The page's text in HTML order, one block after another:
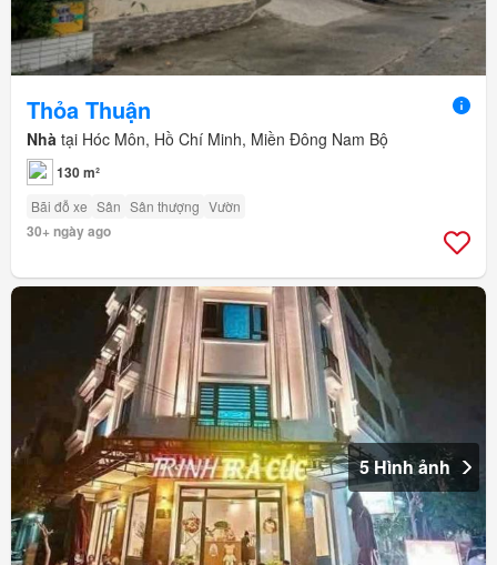
Thỏa Thuận
Nhà tại Hóc Môn, Hồ Chí Minh, Miền Đông Nam Bộ
130 m²
Bãi đỗ xe Sân Sân thượng Vườn
30+ ngày ago
5 Hình ảnh